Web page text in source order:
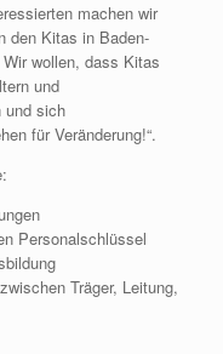
machen wir
den Kitas in Baden-
wollen, dass Kitas
und
und sich
für Veränderung!“.
Personalschlüssel
Träger, Leitung,